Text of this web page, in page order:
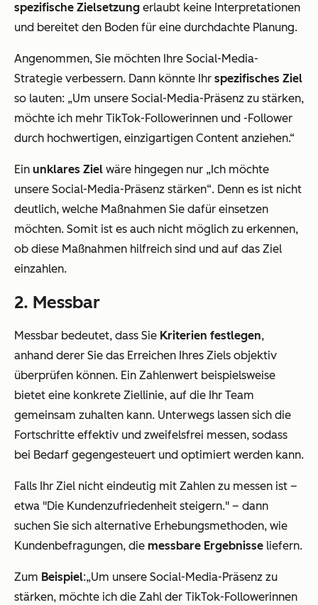
spezifische Zielsetzung erlaubt keine Interpretationen
und bereitet den Boden für eine durchdachte Planung.
Angenommen, Sie möchten Ihre Social-Media-
Strategie verbessern. Dann könnte Ihr spezifisches Ziel
so lauten: „Um unsere Social-Media-Präsenz zu stärken,
möchte ich mehr TikTok-Followerinnen und -Follower
durch hochwertigen, einzigartigen Content anziehen.“
Ein unklares Ziel wäre hingegen nur „Ich möchte
unsere Social-Media-Präsenz stärken“. Denn es ist nicht
deutlich, welche Maßnahmen Sie dafür einsetzen
möchten. Somit ist es auch nicht möglich zu erkennen,
ob diese Maßnahmen hilfreich sind und auf das Ziel
einzahlen.
2. Messbar
Messbar bedeutet, dass Sie Kriterien festlegen,
anhand derer Sie das Erreichen Ihres Ziels objektiv
überprüfen können. Ein Zahlenwert beispielsweise
bietet eine konkrete Ziellinie, auf die Ihr Team
gemeinsam zuhalten kann. Unterwegs lassen sich die
Fortschritte effektiv und zweifelsfrei messen, sodass
bei Bedarf gegengesteuert und optimiert werden kann.
Falls Ihr Ziel nicht eindeutig mit Zahlen zu messen ist –
etwa "Die Kundenzufriedenheit steigern." – dann
suchen Sie sich alternative Erhebungsmethoden, wie
Kundenbefragungen, die messbare Ergebnisse liefern.
Zum Beispiel:„Um unsere Social-Media-Präsenz zu
stärken, möchte ich die Zahl der TikTok-Followerinnen